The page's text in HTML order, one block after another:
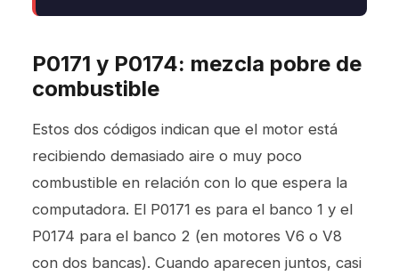
P0171 y P0174: mezcla pobre de
combustible
Estos dos códigos indican que el motor está
recibiendo demasiado aire o muy poco
combustible en relación con lo que espera la
computadora. El P0171 es para el banco 1 y el
P0174 para el banco 2 (en motores V6 o V8
con dos bancas). Cuando aparecen juntos, casi